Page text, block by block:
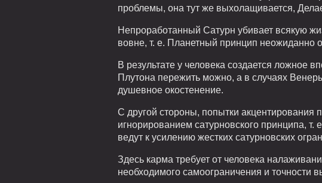
проблемы, она тут же выхолащивается,
Непроработанный Сатурн убивает всякую
вовне, т. е. Планетный принцип
В результате у человека создается ложное
Плутона пережить можно, а в случаях
душевное окостенение.
С другой стороны, попытки
игнорированием сатурновского принципа,
ведут к усилению жестких сатурновских
Здесь карма требует от человека
необходимого самоограничения и точности